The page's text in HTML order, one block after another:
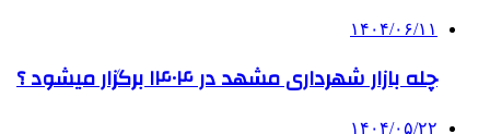
۱۴۰۴/۰۶/۱۱
چله بازار شهرداری مشهد در ۱۴۰۴ برگزار میشود ؟
۱۴۰۴/۰۵/۲۲